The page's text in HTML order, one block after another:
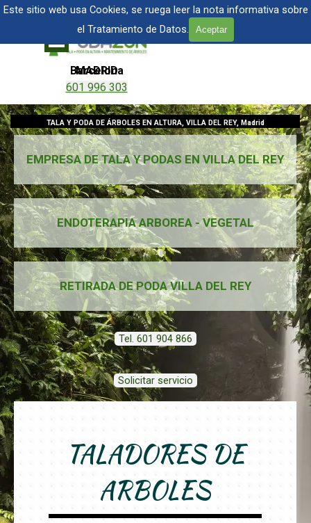
Este sitio web usa Cookies, se ruega leer la nota informativa sobre
el Tratamiento de Datos.
Aceptar
Vaya al ContenidoTALA Y PODA DE ÁRBOLES EN MADRID
Barcelona
601 996 303
MADRID
601 904 866
Saltar menú
TALA Y PODA DE ÁRBOLES EN ALTURA, VILLA DEL REY, Madrid
EMPRESA DE TALA Y PODAS EN VILLA DEL REY
ENDOTERAPIA ARBOREA - VEGETAL
RETIRADA DE PODA VILLA DEL REY
Tel. 601 904 866
Solicitar servicio
TALADORES DE
ARBOLES